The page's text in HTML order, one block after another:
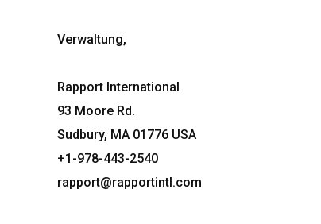
Verwaltung,
Rapport International
93 Moore Rd.
Sudbury, MA 01776 USA
+1-978-443-2540
rapport@rapportintl.com